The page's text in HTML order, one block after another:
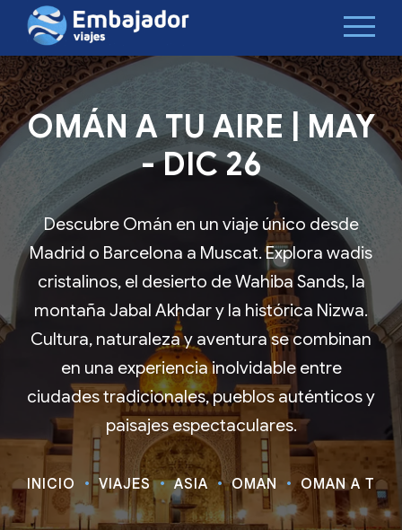
OMÁN A TU AIRE | MAY
- DIC 26
Descubre Omán en un viaje único desde
Madrid o Barcelona a Muscat. Explora wadis
cristalinos, el desierto de Wahiba Sands, la
montaña Jabal Akhdar y la histórica Nizwa.
Cultura, naturaleza y aventura se combinan
en una experiencia inolvidable entre
ciudades tradicionales, pueblos auténticos y
paisajes espectaculares.
INICIO VIAJES ASIA OMÁN OMÁN A TU